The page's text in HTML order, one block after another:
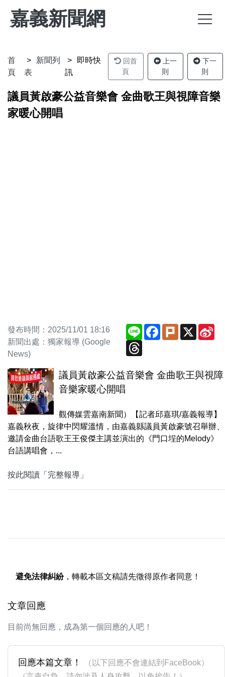
嘉義新聞網
首
頁
新聞列
表
即時快
訊
回首
頁
上一
則
下一
則
議員黃啟豪公益音樂會 金曲歌王與視障音樂
家暖心開唱
發布時間：2025/11/01 18:16
新聞出處：獨家報導 (Google
News)
Line Facebook
Plurk X
議員黃啟豪公益音樂會 金曲歌王與視障
音樂家暖心開唱
觀傳媒雲嘉南新聞）【記者邱嘉琪/嘉義報導】
嘉義秋夜，旋律中閃耀溫情，由嘉義縣議員黃啟豪號召舉辦、
邀請金曲台語歌王王俊傑主講並演出的《門口埕的Melody》
台語講唱會，...
按此閱讀「完整報導」
避免法律糾紛，轉載本區文稿請先徵得原作者同意！
文章回應
目前尚無回應，成為第一個回應的人吧！
回應本篇文章！
（以下回應不會連結到FaceBook）